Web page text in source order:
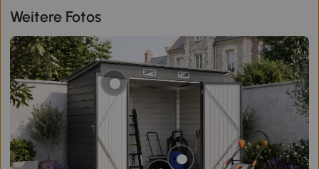
Weitere Fotos